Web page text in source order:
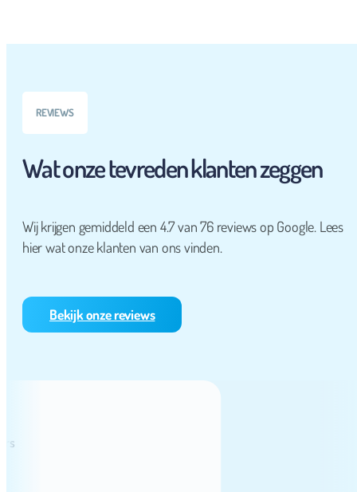
REVIEWS
Wat onze tevreden klanten zeggen
Wij krijgen gemiddeld een 4.7 van 76 reviews op Google. Lees
hier wat onze klanten van ons vinden.
Bekijk onze reviews